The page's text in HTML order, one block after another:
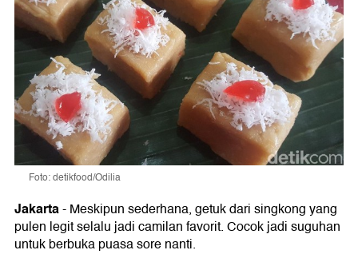
Foto: detikfood/Odilia
Jakarta-Meskipun sederhana, getuk dari singkong yang
pulen legit selalu jadi camilan favorit. Cocok jadi suguhan
untuk berbuka puasa sore nanti.